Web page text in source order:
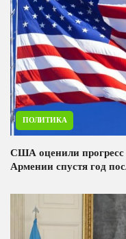
ПОЛИТИКА
США оценили
Армении спустя год